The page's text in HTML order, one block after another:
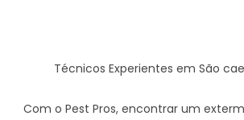
Técnicos Experientes em São
Com o Pest Pros, encontrar um